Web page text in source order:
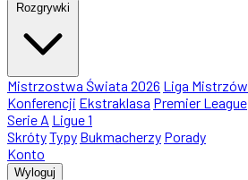
Rozgrywki
Mistrzostwa Świata 2026 Liga Mistrzów
Konferencji Ekstraklasa Premier League
Serie A Ligue 1
SkrótyTypy Bukmacherzy Porady
Konto
Wyloguj